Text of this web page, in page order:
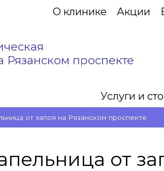
О клинике Акции
проспекте
Услуги и
от запоя на Рязанском проспекте
от